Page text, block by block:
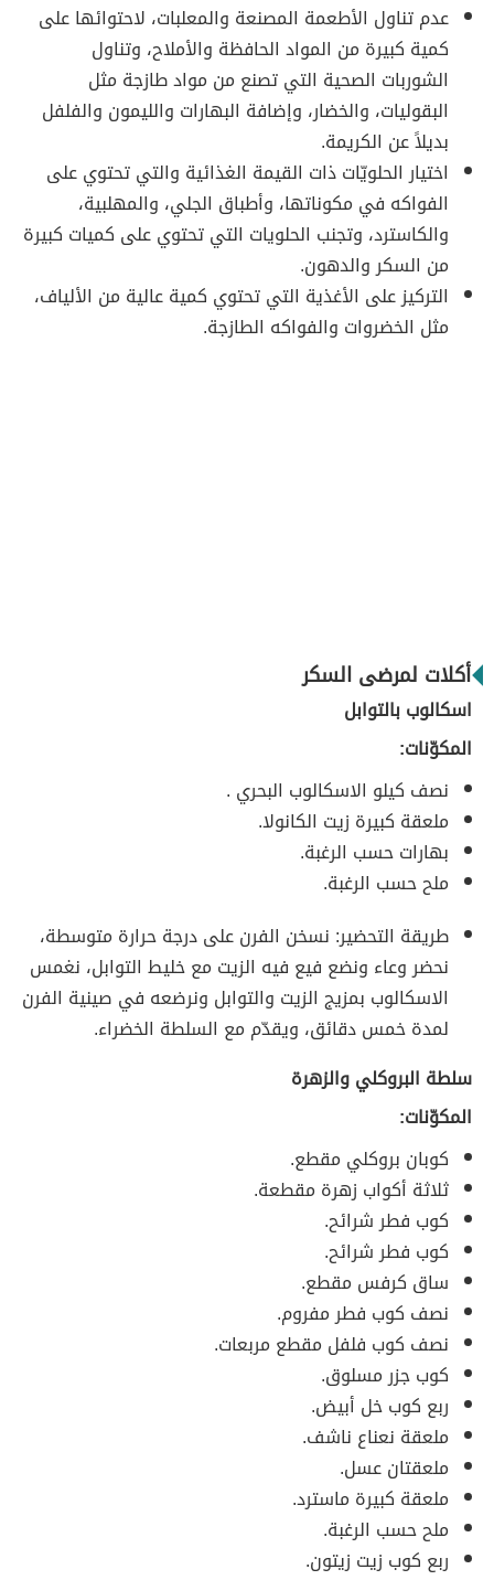
عدم تناول الأطعمة المصنعة والمعلبات، لاحتوائها على
كمية كبيرة من المواد الحافظة والأملاح، وتناول
الشوربات الصحية التي تصنع من مواد طازجة مثل
البقوليات، والخضار، وإضافة البهارات والليمون والفلفل
بديلاً عن الكريمة.
اختيار الحلويّات ذات القيمة الغذائية والتي تحتوي على
الفواكه في مكوناتها، وأطباق الجلي، والمهلبية،
والكاسترد، وتجنب الحلويات التي تحتوي على كميات كبيرة
من السكر والدهون.
التركيز على الأغذية التي تحتوي كمية عالية من الألياف،
مثل الخضروات والفواكه الطازجة.
أكلات لمرضى السكر
اسكالوب بالتوابل
المكوّنات:
نصف كيلو الاسكالوب البحري .
ملعقة كبيرة زيت الكانولا.
بهارات حسب الرغبة.
ملح حسب الرغبة.
طريقة التحضير: نسخن الفرن على درجة حرارة متوسطة،
نحضر وعاء ونضع فيع فيه الزيت مع خليط التوابل، نغمس
الاسكالوب بمزيج الزيت والتوابل ونرضعه في صينية الفرن
لمدة خمس دقائق، ويقدّم مع السلطة الخضراء.
سلطة البروكلي والزهرة
المكوّنات:
كوبان بروكلي مقطع.
ثلاثة أكواب زهرة مقطعة.
كوب فطر شرائح.
كوب فطر شرائح.
ساق كرفس مقطع.
نصف كوب فطر مفروم.
نصف كوب فلفل مقطع مربعات.
كوب جزر مسلوق.
ربع كوب خل أبيض.
ملعقة نعناع ناشف.
ملعقتان عسل.
ملعقة كبيرة ماسترد.
ملح حسب الرغبة.
ربع كوب زيت زيتون.